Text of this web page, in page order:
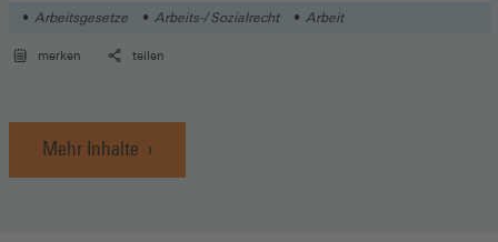
Arbeitsgesetze Arbeits-/ Sozialrecht Arbeit
merken teilen
Mehr Inhalte